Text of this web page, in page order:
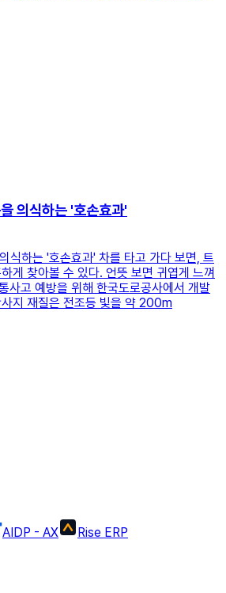
의식하는 '호손효과'
식하는 '호손효과' 차를 타고 가다 보면, 트
게 찾아볼 수 있다. 언뜻 보면 귀엽게 느껴
사고 예방을 위해 한국도로공사에서 개발
지 재질은 전조등 빛을 약 200m
AIDP - AX Rise ERP